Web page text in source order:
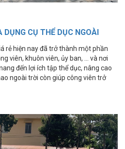
CỤ THỂ DỤC NGOÀI
rẻ hiện nay đã trở thành một phần
viên, khuôn viên, ủy ban, … và nơi
đến lợi ích tập thể dục, nâng cao
ngoài trời còn giúp công viên trở